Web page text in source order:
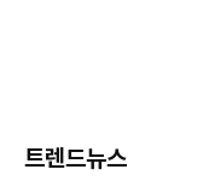
트렌드뉴스